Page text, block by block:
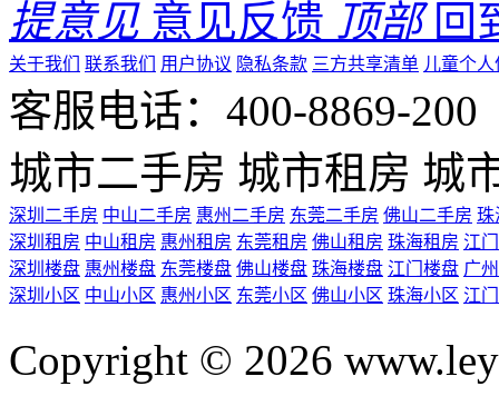
提意见 意见反馈 顶部 回
关于我们 联系我们 用户协议 隐私条款 三方共享清单 儿童个
客服电话：400-8869-200
城市二手房 城市租房 城
深圳二手房 中山二手房 惠州二手房 东莞二手房 佛山二手房 珠
深圳租房 中山租房 惠州租房 东莞租房 佛山租房 珠海租房 江
深圳楼盘 惠州楼盘 东莞楼盘 佛山楼盘 珠海楼盘 江门楼盘 广
深圳小区 中山小区 惠州小区 东莞小区 佛山小区 珠海小区 江
Copyright © 2026